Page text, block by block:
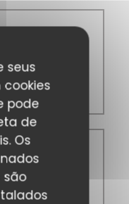
seus
pode
de
Os
são